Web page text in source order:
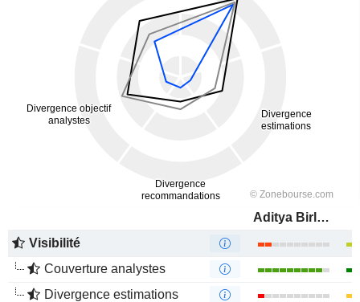
Aditya Birla Fashion and Retail Limited
Visibilité
Couverture analystes
Divergence estimations